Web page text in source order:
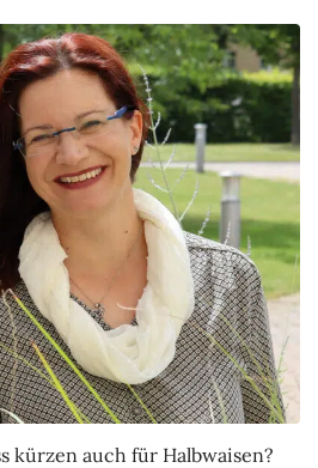
kürzen auch für Halbwaisen?